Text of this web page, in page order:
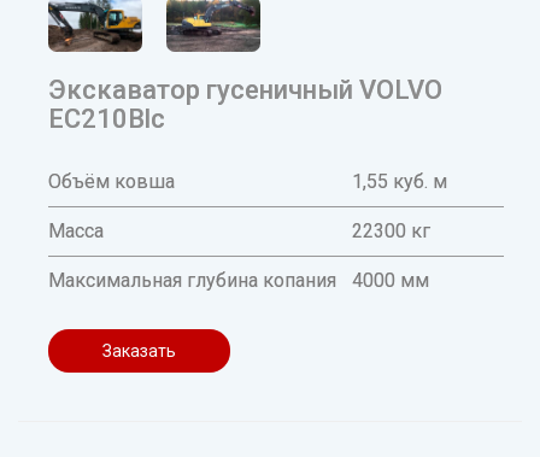
Экскаватор гусеничный VOLVO
EC210Blc
Объём ковша 1,55 куб. м
Масса 22300 кг
Максимальная глубина копания 4000 мм
Заказать